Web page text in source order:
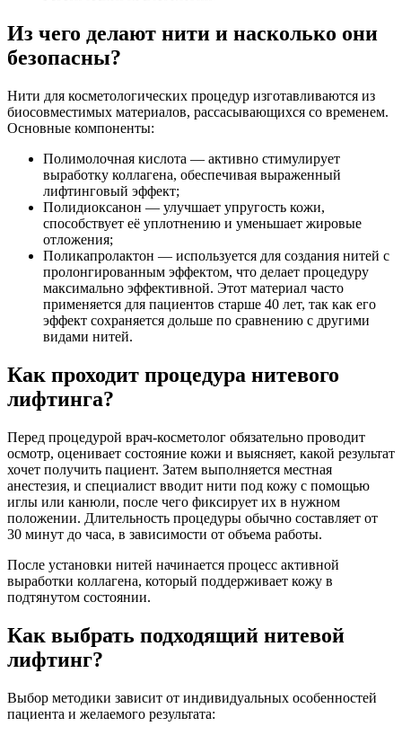
Из чего делают нити и насколько они
безопасны?
Нити для косметологических процедур изготавливаются из
биосовместимых материалов, рассасывающихся со временем.
Основные компоненты:
Полимолочная кислота — активно стимулирует
выработку коллагена, обеспечивая выраженный
лифтинговый эффект;
Полидиоксанон — улучшает упругость кожи,
способствует её уплотнению и уменьшает жировые
отложения;
Поликапролактон — используется для создания нитей с
пролонгированным эффектом, что делает процедуру
максимально эффективной. Этот материал часто
применяется для пациентов старше 40 лет, так как его
эффект сохраняется дольше по сравнению с другими
видами нитей.
Как проходит процедура нитевого
лифтинга?
Перед процедурой врач-косметолог обязательно проводит
осмотр, оценивает состояние кожи и выясняет, какой результат
хочет получить пациент. Затем выполняется местная
анестезия, и специалист вводит нити под кожу с помощью
иглы или канюли, после чего фиксирует их в нужном
положении. Длительность процедуры обычно составляет от
30 минут до часа, в зависимости от объема работы.
После установки нитей начинается процесс активной
выработки коллагена, который поддерживает кожу в
подтянутом состоянии.
Как выбрать подходящий нитевой
лифтинг?
Выбор методики зависит от индивидуальных особенностей
пациента и желаемого результата: